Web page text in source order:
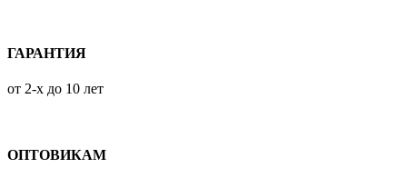
ГАРАНТИЯ
от 2-х до 10 лет
ОПТОВИКАМ